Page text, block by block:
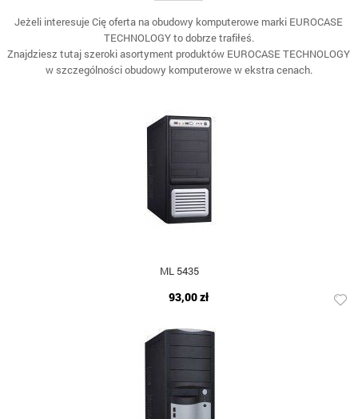
Jeżeli interesuje Cię oferta na obudowy komputerowe marki EUROCASE
TECHNOLOGY to dobrze trafiłeś.
Znajdziesz tutaj szeroki asortyment produktów EUROCASE TECHNOLOGY
w szczególności obudowy komputerowe w ekstra cenach.
ML 5435
93,00 zł